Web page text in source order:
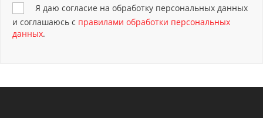
Я даю согласие на обработку персональных данных
и соглашаюсь с правилами обработки персональных
данных.